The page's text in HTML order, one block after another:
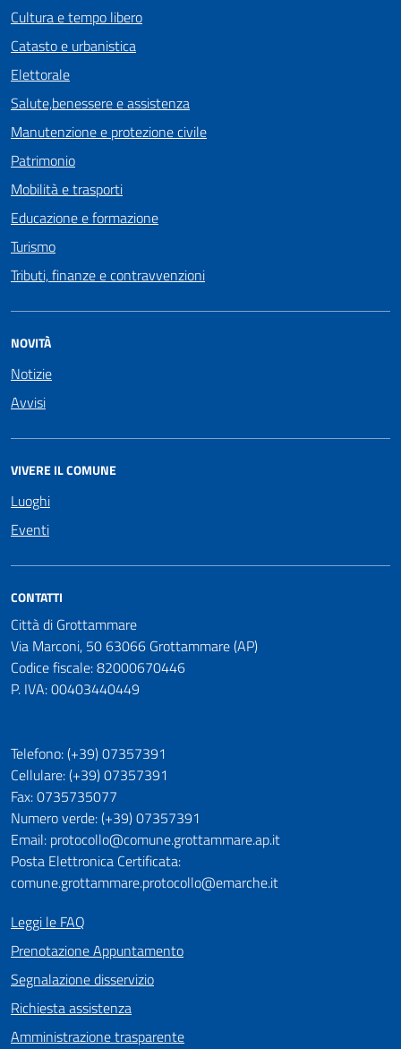
Cultura e tempo libero
Catasto e urbanistica
Elettorale
Salute,benessere e assistenza
Manutenzione e protezione civile
Patrimonio
Mobilità e trasporti
Educazione e formazione
Turismo
Tributi, finanze e contravvenzioni
NOVITÀ
Notizie
Avvisi
VIVERE IL COMUNE
Luoghi
Eventi
CONTATTI
Città di Grottammare
Via Marconi, 50 63066 Grottammare (AP)
Codice fiscale: 82000670446
P. IVA: 00403440449
Telefono: (+39) 07357391
Cellulare: (+39) 07357391
Fax: 0735735077
Numero verde: (+39) 07357391
Email: protocollo@comune.grottammare.ap.it
Posta Elettronica Certificata:
comune.grottammare.protocollo@emarche.it
Leggi le FAQ
Prenotazione Appuntamento
Segnalazione disservizio
Richiesta assistenza
Amministrazione trasparente